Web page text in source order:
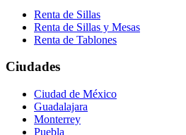
Renta de Sillas
Renta de Sillas y Mesas
Renta de Tablones
Ciudades
Ciudad de México
Guadalajara
Monterrey
Puebla